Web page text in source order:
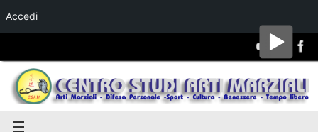
Accedi
Salta al